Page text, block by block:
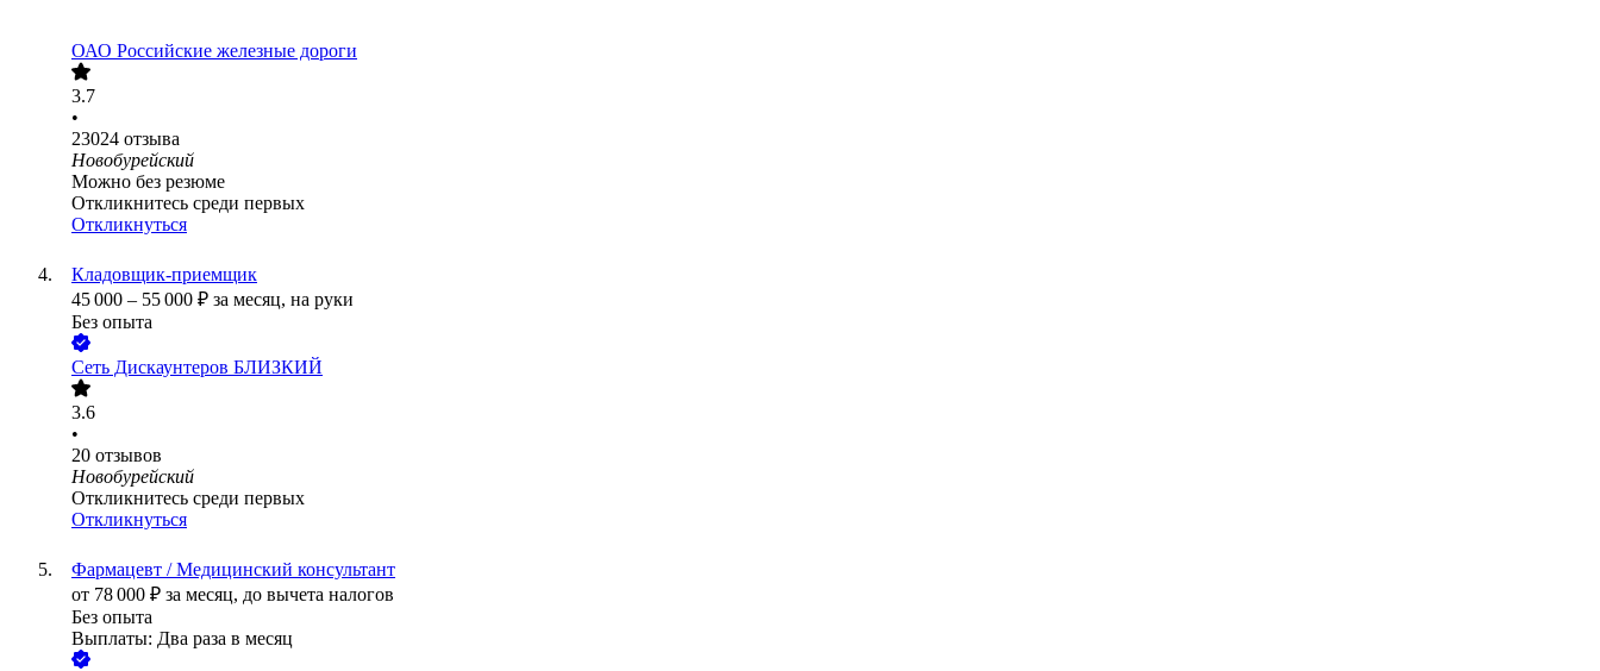
ОАО Российские железные дороги
3.7
•
23024 отзыва
Новобурейский
Можно без резюме
Откликнитесь среди первых
Откликнуться
Кладовщик-приемщик
45 000 – 55 000 ₽ за месяц, на руки
Без опыта
Сеть Дискаунтеров БЛИЗКИЙ
3.6
•
20 отзывов
Новобурейский
Откликнитесь среди первых
Откликнуться
Фармацевт / Медицинский консультант
от 78 000 ₽ за месяц, до вычета налогов
Без опыта
Выплаты: Два раза в месяц